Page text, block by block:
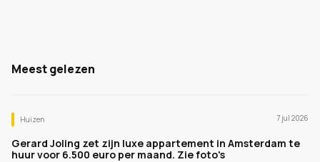
Meest gelezen
Huizen 7 jul 2026
Gerard Joling zet zijn luxe appartement in Amsterdam te
huur voor 6.500 euro per maand. Zie foto's